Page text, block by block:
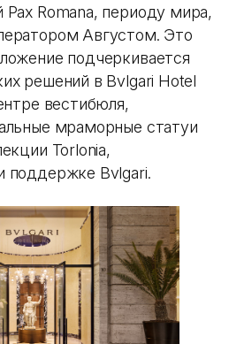
Romana, периоду мира,
Августом. Это
подчеркивается
решений в Bvlgari Hotel
вестибюля,
мраморные статуи
Torlonia,
поддержке Bvlgari.